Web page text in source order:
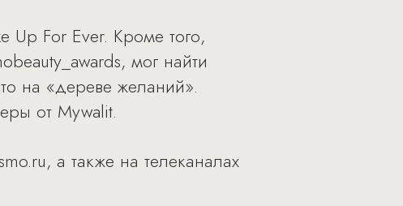
Up For Ever. Кроме того,
мог найти
на «дереве желаний».
от Mywalit.
а также на телеканалах